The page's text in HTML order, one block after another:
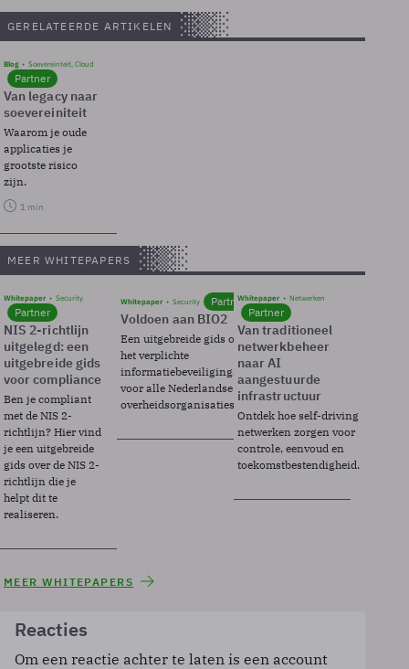
GERELATEERDE ARTIKELEN
Blog Soevereinteit, Cloud
Partner
Van legacy naar
soevereiniteit
Waarom je oude
applicaties je
grootste risico
zijn.
1 min
MEER WHITEPAPERS
Whitepaper Security
Partner
NIS 2-richtlijn
uitgelegd: een
uitgebreide gids
voor compliance
Ben je compliant
met de NIS 2-
richtlijn? Hier vind
je een uitgebreide
gids over de NIS 2-
richtlijn die je
helpt dit te
realiseren.
Whitepaper Security Partner
Voldoen aan BIO2
Een uitgebreide gids over BIO2,
het verplichte
informatiebeveiligingsframework
voor alle Nederlandse
overheidsorganisaties.
Whitepaper Netwerken
Partner
Van traditioneel
netwerkbeheer
naar AI
aangestuurde
infrastructuur
Ontdek hoe self-driving
netwerken zorgen voor
controle, eenvoud en
toekomstbestendigheid.
MEER WHITEPAPERS
Reacties
Om een reactie achter te laten is een account